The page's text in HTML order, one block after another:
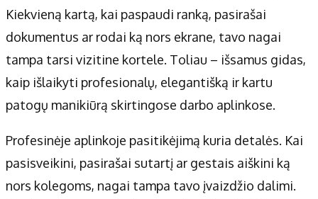
Kiekvieną kartą, kai paspaudi ranką, pasirašai
dokumentus ar rodai ką nors ekrane, tavo nagai
tampa tarsi vizitine kortele. Toliau – išsamus gidas,
kaip išlaikyti profesionalų, elegantišką ir kartu
patogų manikiūrą skirtingose darbo aplinkose.
Profesinėje aplinkoje pasitikėjimą kuria detalės. Kai
pasisveikini, pasirašai sutartį ar gestais aiškini ką
nors kolegoms, nagai tampa tavo įvaizdžio dalimi.